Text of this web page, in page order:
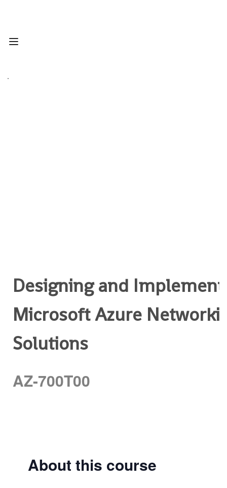
Designing and
Microsoft Azure
Solutions
AZ-700T00
About this course